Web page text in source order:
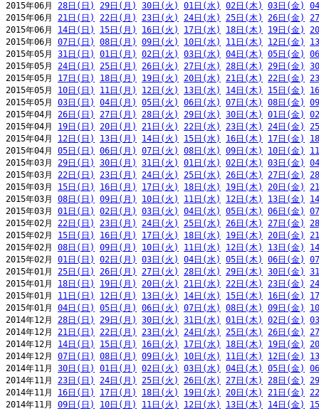
2015年06月 28日(日) 29日(月) 30日(火) 01日(水) 02日(木) 03日(金)
2015年06月 21日(日) 22日(月) 23日(火) 24日(水) 25日(木) 26日(金)
2015年06月 14日(日) 15日(月) 16日(火) 17日(水) 18日(木) 19日(金)
2015年06月 07日(日) 08日(月) 09日(火) 10日(水) 11日(木) 12日(金)
2015年05月 31日(日) 01日(月) 02日(火) 03日(水) 04日(木) 05日(金)
2015年05月 24日(日) 25日(月) 26日(火) 27日(水) 28日(木) 29日(金)
2015年05月 17日(日) 18日(月) 19日(火) 20日(水) 21日(木) 22日(金)
2015年05月 10日(日) 11日(月) 12日(火) 13日(水) 14日(木) 15日(金)
2015年05月 03日(日) 04日(月) 05日(火) 06日(水) 07日(木) 08日(金)
2015年04月 26日(日) 27日(月) 28日(火) 29日(水) 30日(木) 01日(金)
2015年04月 19日(日) 20日(月) 21日(火) 22日(水) 23日(木) 24日(金)
2015年04月 12日(日) 13日(月) 14日(火) 15日(水) 16日(木) 17日(金)
2015年04月 05日(日) 06日(月) 07日(火) 08日(水) 09日(木) 10日(金)
2015年03月 29日(日) 30日(月) 31日(火) 01日(水) 02日(木) 03日(金)
2015年03月 22日(日) 23日(月) 24日(火) 25日(水) 26日(木) 27日(金)
2015年03月 15日(日) 16日(月) 17日(火) 18日(水) 19日(木) 20日(金)
2015年03月 08日(日) 09日(月) 10日(火) 11日(水) 12日(木) 13日(金)
2015年03月 01日(日) 02日(月) 03日(火) 04日(水) 05日(木) 06日(金)
2015年02月 22日(日) 23日(月) 24日(火) 25日(水) 26日(木) 27日(金)
2015年02月 15日(日) 16日(月) 17日(火) 18日(水) 19日(木) 20日(金)
2015年02月 08日(日) 09日(月) 10日(火) 11日(水) 12日(木) 13日(金)
2015年02月 01日(日) 02日(月) 03日(火) 04日(水) 05日(木) 06日(金)
2015年01月 25日(日) 26日(月) 27日(火) 28日(水) 29日(木) 30日(金)
2015年01月 18日(日) 19日(月) 20日(火) 21日(水) 22日(木) 23日(金)
2015年01月 11日(日) 12日(月) 13日(火) 14日(水) 15日(木) 16日(金)
2015年01月 04日(日) 05日(月) 06日(火) 07日(水) 08日(木) 09日(金)
2014年12月 28日(日) 29日(月) 30日(火) 31日(水) 01日(木) 02日(金)
2014年12月 21日(日) 22日(月) 23日(火) 24日(水) 25日(木) 26日(金)
2014年12月 14日(日) 15日(月) 16日(火) 17日(水) 18日(木) 19日(金)
2014年12月 07日(日) 08日(月) 09日(火) 10日(水) 11日(木) 12日(金)
2014年11月 30日(日) 01日(月) 02日(火) 03日(水) 04日(木) 05日(金)
2014年11月 23日(日) 24日(月) 25日(火) 26日(水) 27日(木) 28日(金)
2014年11月 16日(日) 17日(月) 18日(火) 19日(水) 20日(木) 21日(金)
2014年11月 09日(日) 10日(月) 11日(火) 12日(水) 13日(木) 14日(金)